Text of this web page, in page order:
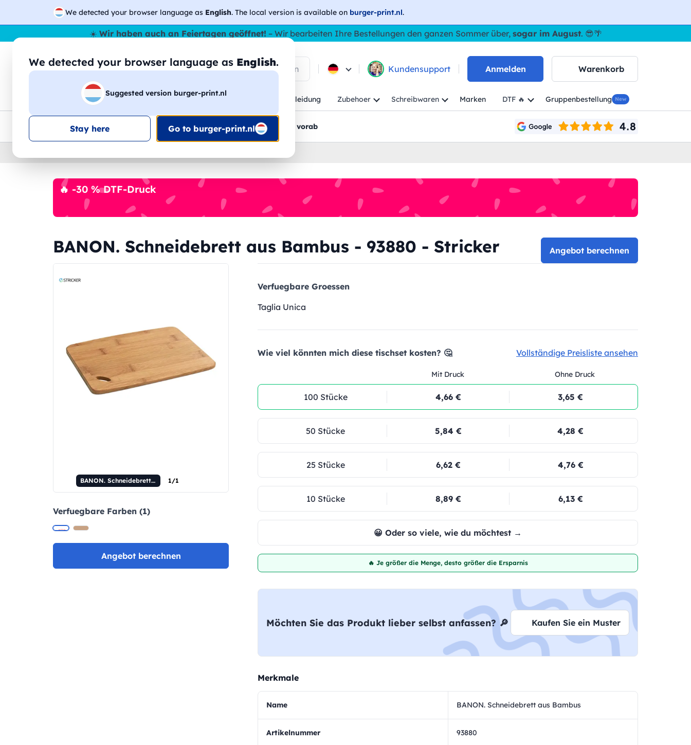
We detected your browser language as English. The local version is available on burger-print.nl.
We detected your browser language as English.
Suggested version burger-print.nl
Stay here Go to burger-print.nl
☀️ Wir haben auch an Feiertagen geöffnet! – Wir bearbeiten Ihre Bestellungen den ganzen Sommer über, sogar im August. 😎🌴
🔎 Suche in den Produkten Kundensupport Anmelden Warenkorb
Sweatshirts Mann Frau Arbeitskleidung Zubehoer Schreibwaren Marken DTF 🔥 Gruppenbestellung New
EU-weite Lieferung Mengenrabatt KundensupportGrafikentwürfe vorab
🔥 -30 % DTF-Druck
BANON. Schneidebrett aus Bambus - 93880 - Stricker Angebot berechnen
BANON. Schneidebrett aus Bambus 1/1
Verfuegbare Farben (1)
Angebot berechnen
Verfuegbare Groessen
Taglia Unica
Wie viel könnten mich diese tischset kosten? 🤔 Vollständige Preisliste ansehen
Mit Druck Ohne Druck
100 Stücke 4,66 € 3,65 €
50 Stücke 5,84 € 4,28 €
25 Stücke 6,62 € 4,76 €
10 Stücke 8,89 € 6,13 €
😀 Oder so viele, wie du möchtest →
🔥 Je größer die Menge, desto größer die Ersparnis
Möchten Sie das Produkt lieber selbst anfassen? 🔎 Kaufen Sie ein Muster
Merkmale
Name BANON. Schneidebrett aus Bambus
Artikelnummer 93880